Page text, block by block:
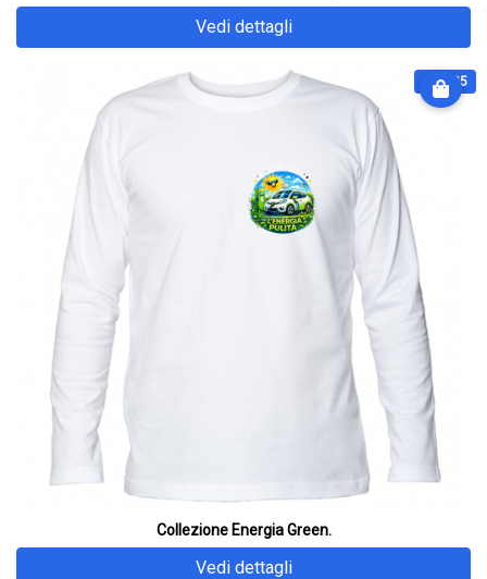
Vedi dettagli
€ 31.25
Collezione Energia Green.
Vedi dettagli